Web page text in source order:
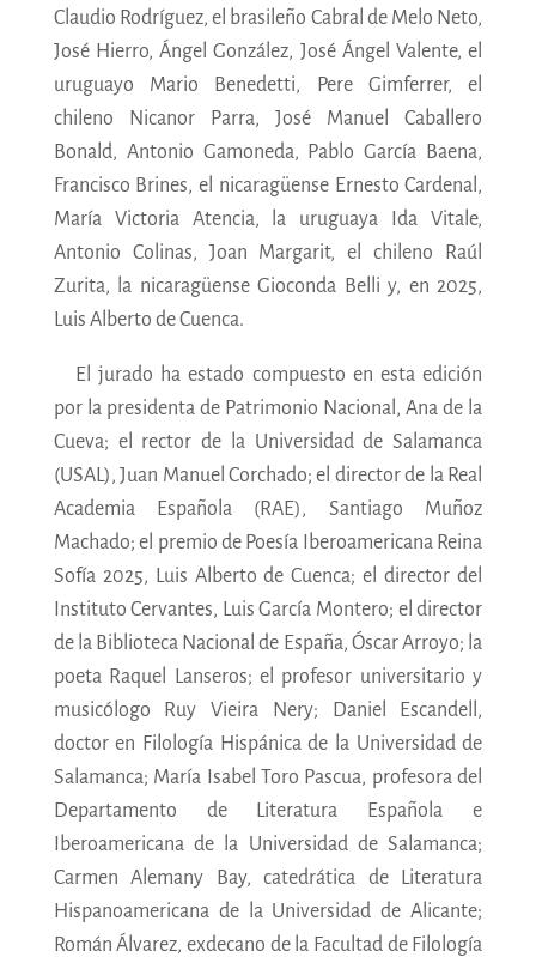
Claudio Rodríguez, el brasileño Cabral de Melo Neto,
José Hierro, Ángel González, José Ángel Valente, el
uruguayo Mario Benedetti, Pere Gimferrer, el
chileno Nicanor Parra, José Manuel Caballero
Bonald, Antonio Gamoneda, Pablo García Baena,
Francisco Brines, el nicaragüense Ernesto Cardenal,
María Victoria Atencia, la uruguaya Ida Vitale,
Antonio Colinas, Joan Margarit, el chileno Raúl
Zurita, la nicaragüense Gioconda Belli y, en 2025,
Luis Alberto de Cuenca.
El jurado ha estado compuesto en esta edición
por la presidenta de Patrimonio Nacional, Ana de la
Cueva; el rector de la Universidad de Salamanca
(USAL), Juan Manuel Corchado; el director de la Real
Academia Española (RAE), Santiago Muñoz
Machado; el premio de Poesía Iberoamericana Reina
Sofía 2025, Luis Alberto de Cuenca; el director del
Instituto Cervantes, Luis García Montero; el director
de la Biblioteca Nacional de España, Óscar Arroyo; la
poeta Raquel Lanseros; el profesor universitario y
musicólogo Ruy Vieira Nery; Daniel Escandell,
doctor en Filología Hispánica de la Universidad de
Salamanca; María Isabel Toro Pascua, profesora del
Departamento de Literatura Española e
Iberoamericana de la Universidad de Salamanca;
Carmen Alemany Bay, catedrática de Literatura
Hispanoamericana de la Universidad de Alicante;
Román Álvarez, exdecano de la Facultad de Filología